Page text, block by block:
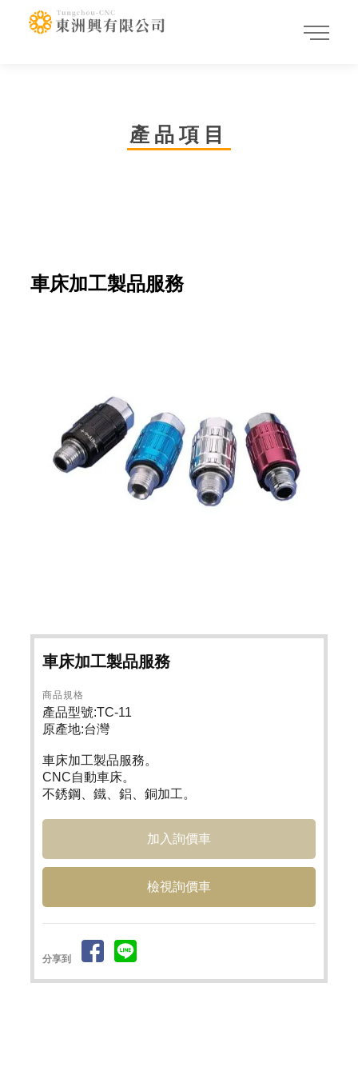
產品項目
車床加工製品服務
車床加工製品服務
商品規格
產品型號:TC-11
原產地:台灣
車床加工製品服務。
CNC自動車床。
不銹鋼、鐵、鋁、銅加工。
檢視詢價車
分享到